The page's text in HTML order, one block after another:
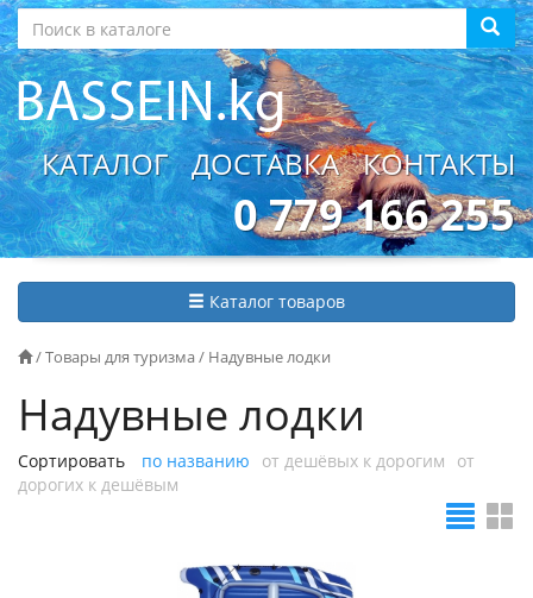
КАТАЛОГ ДОСТАВКА КОНТАКТЫ
0 779 166 255
Каталог товаров
/Товары для туризма/ Надувные лодки
Надувные лодки
Сортировать по названию от дешёвых к дорогим
от
дорогих к дешёвым